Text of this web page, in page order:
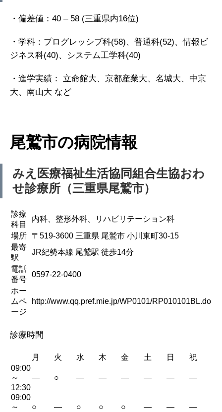
・偏差値：40 – 58 (三重県内16位)
・学科：プログレッシブ科(58)、普通科(52)、情報ビ
ジネス科(40)、システム工学科(40)
・進学実績： 立命館大、京都産業大、名城大、中京
大、南山大 など
尾鷲市の病院情報
みえ医療福祉生活協同組合生協おわ
せ診療所（三重県尾鷲市）
診療
科目
内科、整形外科、リハビリテーション科
場所
〒519-3600 三重県 尾鷲市 小川東町30-15
最寄
駅
JR紀勢本線 尾鷲駅 徒歩14分
電話
番号
0597-22-0400
ホー
ムペ
ージ
http://www.qq.pref.mie.jp/WP0101/RP010101BL.do
診療時間
月 火 水 木 金 土 日
祝
09:00
～
12:30
— ○ — — — — — —
09:00
～
○ — ○ ○ ○ — — —